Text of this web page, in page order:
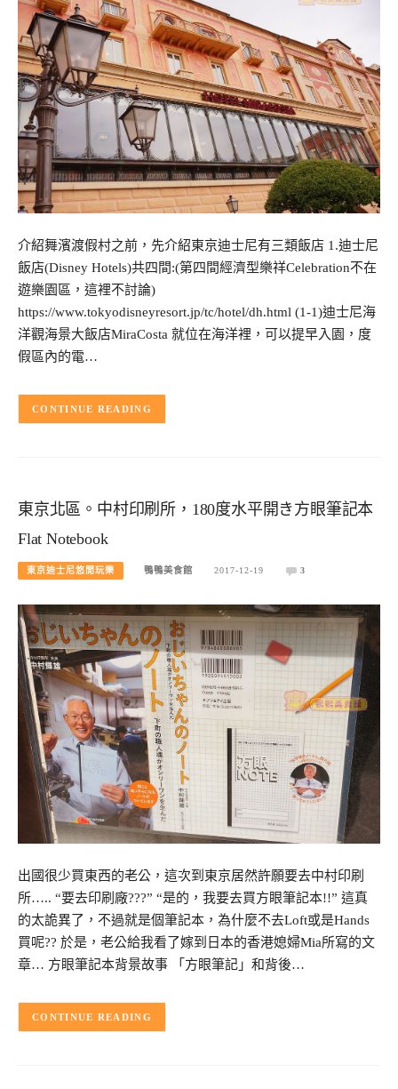
介紹舞濱渡假村之前，先介紹東京迪士尼有三類飯店 1.迪士尼
飯店(Disney Hotels)共四間:(第四間經濟型樂祥Celebration不在
遊樂園區，這裡不討論)
https://www.tokyodisneyresort.jp/tc/hotel/dh.html (1-1)迪士尼海
洋觀海景大飯店MiraCosta 就位在海洋裡，可以提早入園，度
假區內的電…
CONTINUE READING
東京北區。中村印刷所，180度水平開き方眼筆記本
Flat Notebook
東京迪士尼悠閒玩樂 鴨鴨美食館 2017-12-19 3
出國很少買東西的老公，這次到東京居然許願要去中村印刷
所….. “要去印刷廠???” “是的，我要去買方眼筆記本!!” 這真
的太詭異了，不過就是個筆記本，為什麼不去Loft或是Hands
買呢?? 於是，老公給我看了嫁到日本的香港媳婦Mia所寫的文
章… 方眼筆記本背景故事 「方眼筆記」和背後…
CONTINUE READING